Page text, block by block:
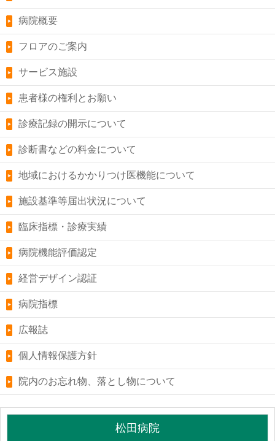
病院概要
フロアのご案内
サービス施設
患者様の権利とお願い
診療記録の開示について
診断書などの料金について
地域におけるかかりつけ医機能について
施設基準等届出状況について
臨床指標・診療実績
病院機能評価認定
経営デザイン認証
病院指標
広報誌
個人情報保護方針
院内のお忘れ物、落とし物について
松田病院